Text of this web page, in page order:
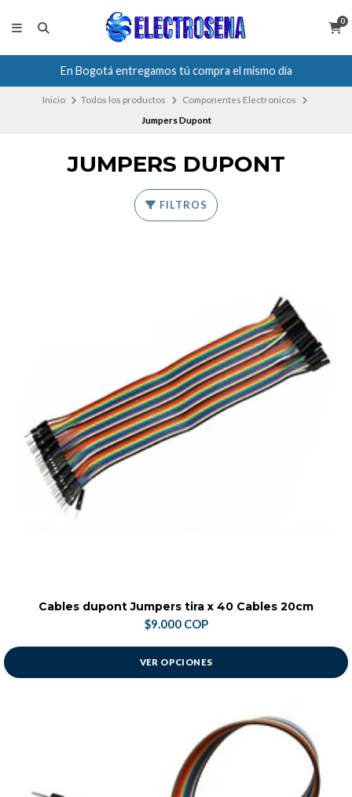
0
En Bogotá entregamos tú compra el mismo día
Inicio Todos los productos
Componentes Electronicos
Jumpers Dupont
JUMPERS DUPONT
FILTROS
Cables dupont Jumpers tira x 40 Cables 20cm
$9.000 COP
VER OPCIONES